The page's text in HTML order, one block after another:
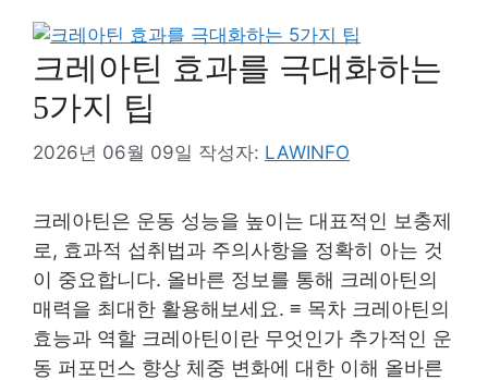
크레아틴 효과를 극대화하는
5가지 팁
2026년 06월 09일 작성자: LAWINFO
크레아틴은 운동 성능을 높이는 대표적인 보충제
로, 효과적 섭취법과 주의사항을 정확히 아는 것
이 중요합니다. 올바른 정보를 통해 크레아틴의
매력을 최대한 활용해보세요. ≡ 목차 크레아틴의
효능과 역할 크레아틴이란 무엇인가 추가적인 운
동 퍼포먼스 향상 체중 변화에 대한 이해 올바른